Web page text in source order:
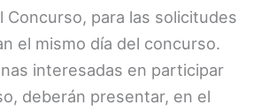
Concurso, para las solicitudes
el mismo día del concurso.
interesadas en participar
deberán presentar, en el